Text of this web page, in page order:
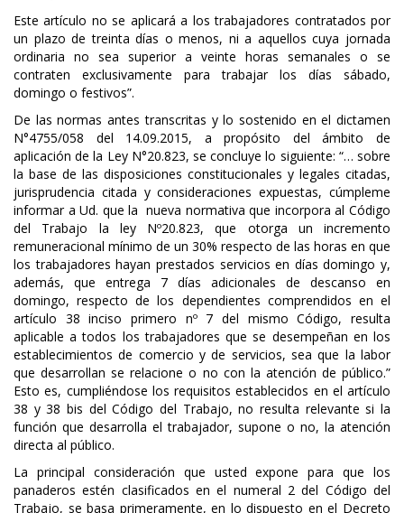
Este artículo no se aplicará a los trabajadores contratados por
un plazo de treinta días o menos, ni a aquellos cuya jornada
ordinaria no sea superior a veinte horas semanales o se
contraten exclusivamente para trabajar los días sábado,
domingo o festivos”.
De las normas antes transcritas y lo sostenido en el dictamen
N°4755/058 del 14.09.2015, a propósito del ámbito de
aplicación de la Ley N°20.823, se concluye lo siguiente: “… sobre
la base de las disposiciones constitucionales y legales citadas,
jurisprudencia citada y consideraciones expuestas, cúmpleme
informar a Ud. que la nueva normativa que incorpora al Código
del Trabajo la ley Nº20.823, que otorga un incremento
remuneracional mínimo de un 30% respecto de las horas en que
los trabajadores hayan prestados servicios en días domingo y,
además, que entrega 7 días adicionales de descanso en
domingo, respecto de los dependientes comprendidos en el
artículo 38 inciso primero nº 7 del mismo Código, resulta
aplicable a todos los trabajadores que se desempeñan en los
establecimientos de comercio y de servicios, sea que la labor
que desarrollan se relacione o no con la atención de público.”
Esto es, cumpliéndose los requisitos establecidos en el artículo
38 y 38 bis del Código del Trabajo, no resulta relevante si la
función que desarrolla el trabajador, supone o no, la atención
directa al público.
La principal consideración que usted expone para que los
panaderos estén clasificados en el numeral 2 del Código del
Trabajo, se basa primeramente, en lo dispuesto en el Decreto